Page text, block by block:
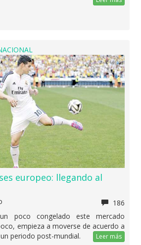
europeo: llegando al
186
poco congelado este mercado
empieza a moverse de acuerdo a
periodo post-mundial.
Leer más